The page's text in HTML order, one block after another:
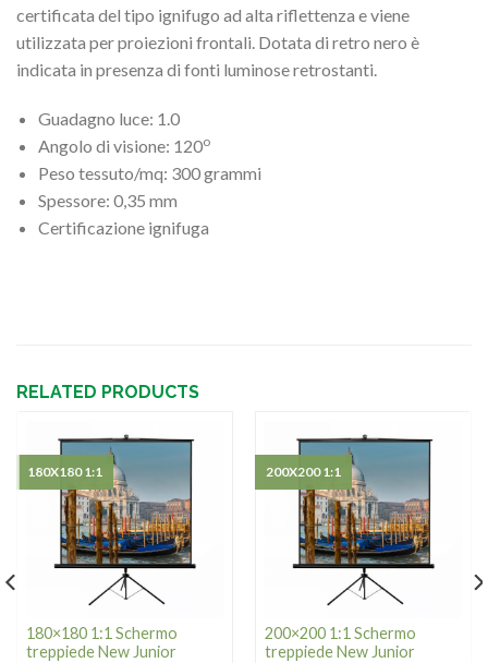
certificata del tipo ignifugo ad alta riflettenza e viene
utilizzata per proiezioni frontali. Dotata di retro nero è
indicata in presenza di fonti luminose retrostanti.
Guadagno luce: 1.0
Angolo di visione: 120o
Peso tessuto/mq: 300 grammi
Spessore: 0,35 mm
Certificazione ignifuga
RELATED PRODUCTS
180×180 1:1 Schermo
treppiede New Junior
180X180 1:1
200×200 1:1 Schermo
treppiede New Junior
200X200 1:1